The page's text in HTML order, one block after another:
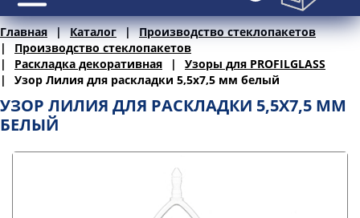
Главная Каталог
Производство стеклопакетов
Производство стеклопакетов
Раскладка декоративная
Узоры для PROFILGLASS
Узор Лилия для раскладки 5,5х7,5 мм белый
УЗОР ЛИЛИЯ ДЛЯ РАСКЛАДКИ 5,5Х7,5 ММ
БЕЛЫЙ